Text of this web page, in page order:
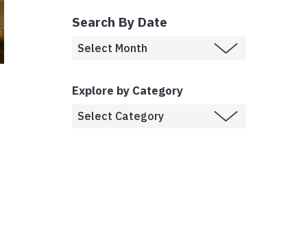
Search By Date
Explore by Category